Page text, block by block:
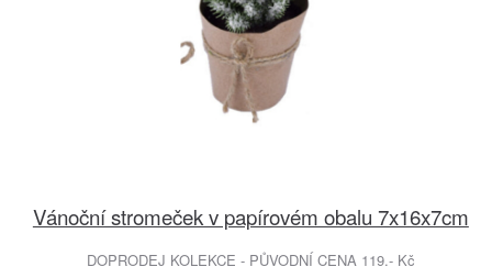
Vánoční stromeček v papírovém obalu 7x16x7cm
DOPRODEJ KOLEKCE - PŮVODNÍ CENA 119.- Kč